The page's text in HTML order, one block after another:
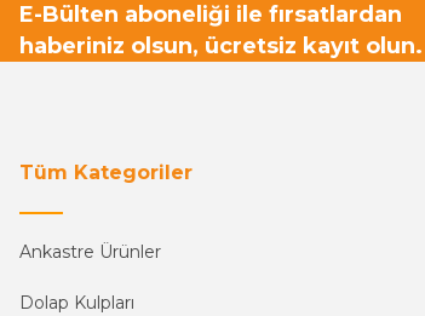
E-Bülten aboneliği ile fırsatlardan
haberiniz olsun, ücretsiz kayıt olun.
Tüm Kategoriler
Ankastre Ürünler
Dolap Kulpları